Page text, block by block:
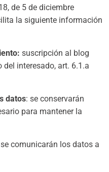
de 5 de diciembre
la siguiente información
suscripción al blog
interesado, art. 6.1.a
datos: se conservarán
para mantener la
comunicarán los datos a